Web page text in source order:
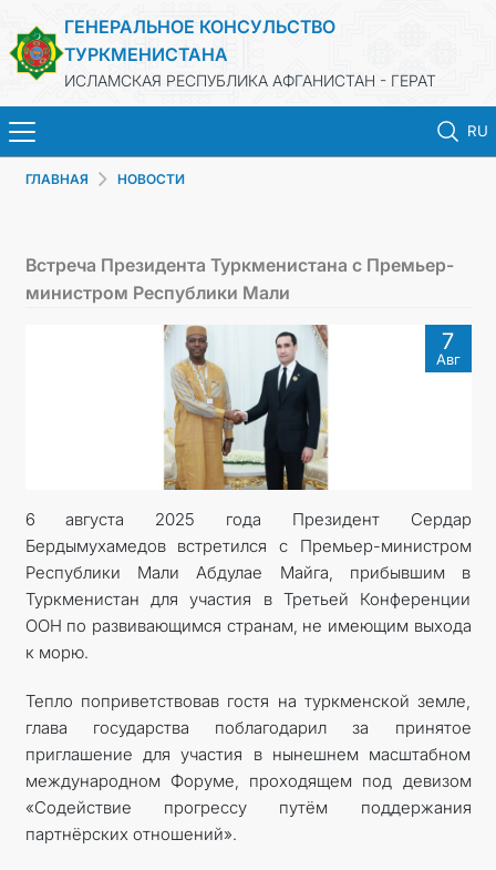
ГЕНЕРАЛЬНОЕ КОНСУЛЬСТВО
ТУРКМЕНИСТАНА
ИСЛАМСКАЯ РЕСПУБЛИКА АФГАНИСТАН - ГЕРАТ
RU
КОНСУЛЬСКИЕ УСЛУГИ
МИД
КОНТАКТНЫЕ ДАННЫЕ
ГЛАВНАЯ НОВОСТИ
Встреча Президента Туркменистана с Премьер-
министром Республики Мали
7
Авг
6 августа 2025 года Президент Сердар
Бердымухамедов встретился с Премьер-министром
Республики Мали Абдулае Майга, прибывшим в
Туркменистан для участия в Третьей Конференции
ООН по развивающимся странам, не имеющим выхода
к морю.
Тепло поприветствовав гостя на туркменской земле,
глава государства поблагодарил за принятое
приглашение для участия в нынешнем масштабном
международном Форуме, проходящем под девизом
«Содействие прогрессу путём поддержания
партнёрских отношений».